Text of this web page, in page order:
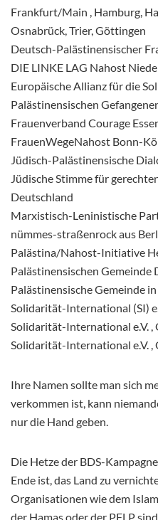
Frankfurt/Main , Hamburg,
Osnabrück, Trier, Göttingen
Deutsch-Palästinensischer
DIE LINKE LAG Nahost
Europäische Allianz für die
Palästinensischen
Frauenverband Courage
FrauenWegeNahost Bonn-
Jüdisch-Palästinensische
Jüdische Stimme für
Deutschland
Marxistisch-Leninistische
nümmes-straßenrock aus
Palästina/Nahost-Initiative
Palästinensischen Gemeinde
Palästinensische Gemeinde
Solidarität-International (SI)
Solidarität-International e.V. ,
Solidarität-International e.V. ,
Ihre Namen sollte man sich
verkommen ist, kann
nur die Hand geben.
Die Hetze der BDS-
Ende ist, das Land zu
Organisationen wie dem
der Hamas oder der PFLP